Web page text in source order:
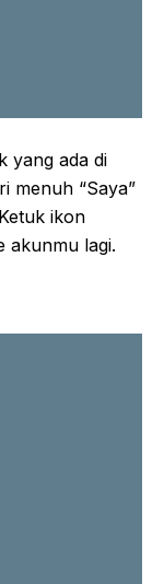
yang ada di
menuh “Saya”
ikon
akunmu lagi.